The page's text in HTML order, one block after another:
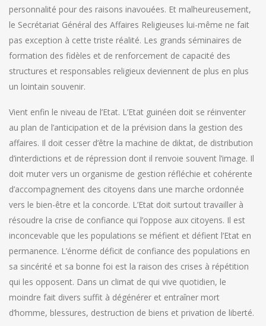
personnalité pour des raisons inavouées. Et malheureusement,
le Secrétariat Général des Affaires Religieuses lui-même ne fait
pas exception à cette triste réalité. Les grands séminaires de
formation des fidèles et de renforcement de capacité des
structures et responsables religieux deviennent de plus en plus
un lointain souvenir.
Vient enfin le niveau de l’Etat. L’Etat guinéen doit se réinventer
au plan de l’anticipation et de la prévision dans la gestion des
affaires. Il doit cesser d’être la machine de diktat, de distribution
d’interdictions et de répression dont il renvoie souvent l’image. Il
doit muter vers un organisme de gestion réfléchie et cohérente
d’accompagnement des citoyens dans une marche ordonnée
vers le bien-être et la concorde. L’Etat doit surtout travailler à
résoudre la crise de confiance qui l’oppose aux citoyens. Il est
inconcevable que les populations se méfient et défient l’Etat en
permanence. L’énorme déficit de confiance des populations en
sa sincérité et sa bonne foi est la raison des crises à répétition
qui les opposent. Dans un climat de qui vive quotidien, le
moindre fait divers suffit à dégénérer et entraîner mort
d’homme, blessures, destruction de biens et privation de liberté.